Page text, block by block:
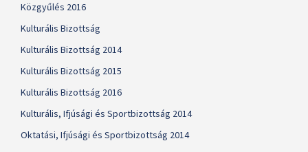
Közgyűlés 2016
Kulturális Bizottság
Kulturális Bizottság 2014
Kulturális Bizottság 2015
Kulturális Bizottság 2016
Kulturális, Ifjúsági és Sportbizottság 2014
Oktatási, Ifjúsági és Sportbizottság 2014